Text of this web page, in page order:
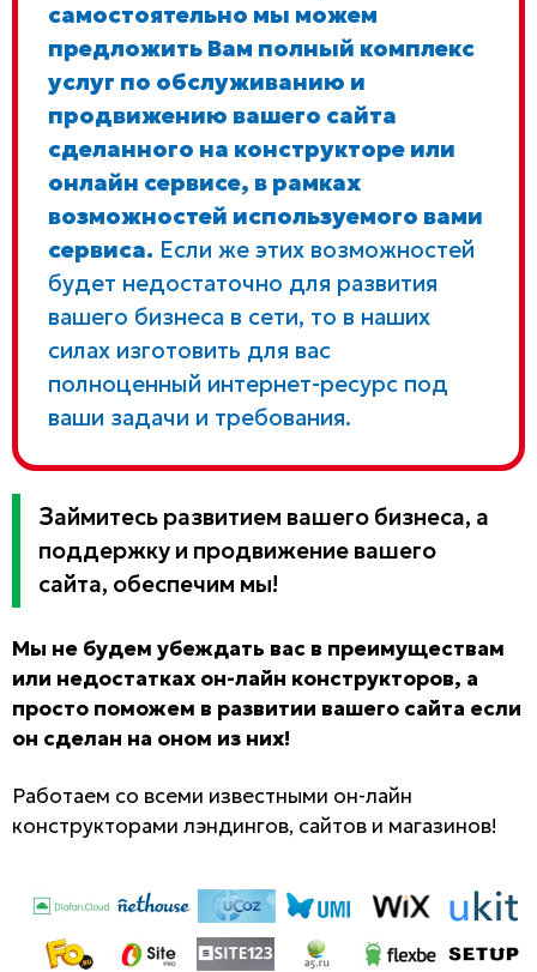
самостоятельно мы можем
предложить Вам полный комплекс
услуг по обслуживанию и
продвижению вашего сайта
сделанного на конструкторе или
онлайн сервисе, в рамках
возможностей используемого вами
сервиса. Если же этих возможностей
будет недостаточно для развития
вашего бизнеса в сети, то в наших
силах изготовить для вас
полноценный интернет-ресурс под
ваши задачи и требования.
Займитесь развитием вашего бизнеса, а
поддержку и продвижение вашего
сайта, обеспечим мы!
Мы не будем убеждать вас в преимуществам
или недостатках он-лайн конструкторов, а
просто поможем в развитии вашего сайта если
он сделан на оном из них!
Работаем со всеми известными он-лайн
конструкторами лэндингов, сайтов и магазинов!